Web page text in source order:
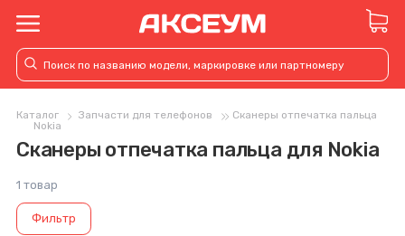
Каталог Запчасти для телефонов
Сканеры отпечатка пальца
Nokia
Сканеры отпечатка пальца для Nokia
1 товар
Фильтр